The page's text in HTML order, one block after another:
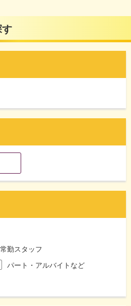
す
常勤スタッフ
パート・アルバイトなど